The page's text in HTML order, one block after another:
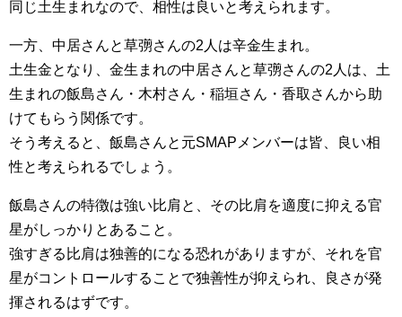
同じ土生まれなので、相性は良いと考えられます。
一方、中居さんと草彅さんの2人は辛金生まれ。
土生金となり、金生まれの中居さんと草彅さんの2人は、土
生まれの飯島さん・木村さん・稲垣さん・香取さんから助
けてもらう関係です。
そう考えると、飯島さんと元SMAPメンバーは皆、良い相
性と考えられるでしょう。
飯島さんの特徴は強い比肩と、その比肩を適度に抑える官
星がしっかりとあること。
強すぎる比肩は独善的になる恐れがありますが、それを官
星がコントロールすることで独善性が抑えられ、良さが発
揮されるはずです。